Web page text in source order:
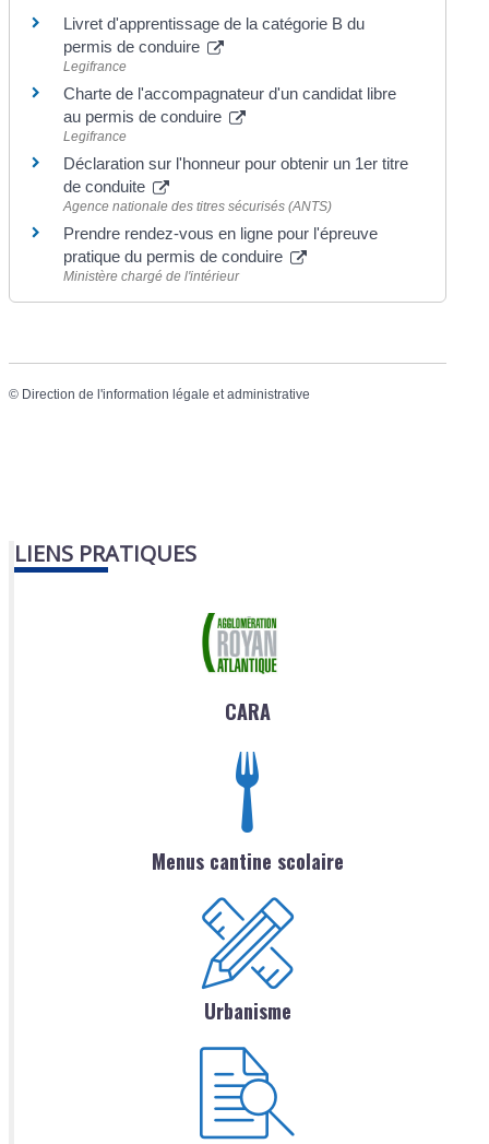
Livret d'apprentissage de la catégorie B du
permis de conduire
Legifrance
Charte de l'accompagnateur d'un candidat libre
au permis de conduire
Legifrance
Déclaration sur l'honneur pour obtenir un 1er titre
de conduite
Agence nationale des titres sécurisés (ANTS)
Prendre rendez-vous en ligne pour l'épreuve
pratique du permis de conduire
Ministère chargé de l'intérieur
© Direction de l'information légale et administrative
LIENS PRATIQUES
CARA
Menus cantine scolaire
Urbanisme